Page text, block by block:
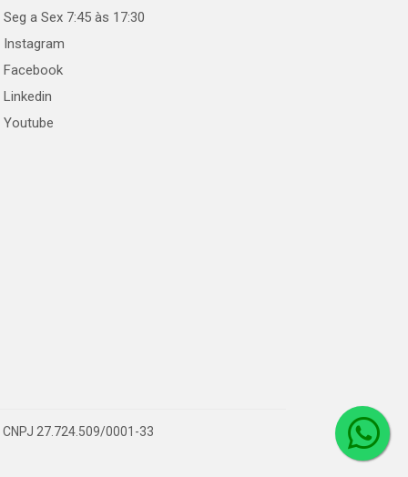
Seg a Sex 7:45 às 17:30
Instagram
Facebook
Linkedin
Youtube
27.724.509/0001-33